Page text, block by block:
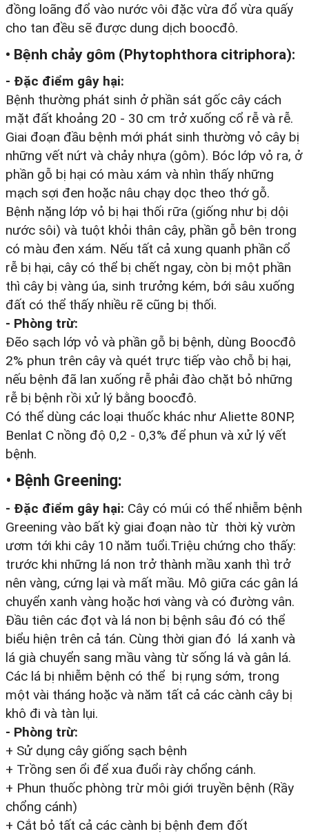
đồng loãng đổ vào nước vôi đặc vừa đổ vừa quấy
cho tan đều sẽ được dung dịch boocđô.
• Bệnh chảy gôm (Phytophthora citriphora):
- Đặc điểm gây hại:
Bệnh thường phát sinh ở phần sát gốc cây cách
mặt đất khoảng 20 - 30 cm trở xuống cổ rễ và rễ.
Giai đoạn đầu bệnh mới phát sinh thường vỏ cây bị
những vết nứt và chảy nhựa (gôm). Bóc lớp vỏ ra, ở
phần gỗ bị hại có màu xám và nhìn thấy những
mạch sợi đen hoặc nâu chạy dọc theo thớ gỗ.
Bệnh nặng lớp vỏ bị hại thối rữa (giống như bị dội
nước sôi) và tuột khỏi thân cây, phần gỗ bên trong
có màu đen xám. Nếu tất cả xung quanh phần cổ
rễ bị hại, cây có thể bị chết ngay, còn bị một phần
thì cây bị vàng úa, sinh trưởng kém, bới sâu xuống
đất có thể thấy nhiều rẽ cũng bị thối.
- Phòng trừ:
Đẽo sạch lớp vỏ và phần gỗ bị bệnh, dùng Boocđô
2% phun trên cây và quét trực tiếp vào chỗ bị hại,
nếu bệnh đã lan xuống rễ phải đào chặt bỏ những
rễ bị bệnh rồi xử lý bằng boocđô.
Có thể dùng các loại thuốc khác như Aliette 80NP,
Benlat C nồng độ 0,2 - 0,3% để phun và xử lý vết
bệnh.
• Bệnh Greening:
- Đặc điểm gây hại: Cây có múi có thể nhiễm bệnh
Greening vào bất kỳ giai đoạn nào từ thời kỳ vườn
ươm tới khi cây 10 năm tuổi.Triệu chứng cho thấy:
trước khi những lá non trở thành mầu xanh thì trở
nên vàng, cứng lại và mất mầu. Mô giữa các gân lá
chuyển xanh vàng hoặc hơi vàng và có đường vân.
Đầu tiên các đọt và lá non bị bệnh sâu đó có thể
biểu hiện trên cả tán. Cùng thời gian đó lá xanh và
lá già chuyển sang mầu vàng từ sống lá và gân lá.
Các lá bị nhiễm bệnh có thể bị rụng sớm, trong
một vài tháng hoặc và năm tất cả các cành cây bị
khô đi và tàn lụi.
- Phòng trừ:
+ Sử dụng cây giống sạch bệnh
+ Trồng sen ổi để xua đuổi rày chổng cánh.
+ Phun thuốc phòng trừ môi giới truyền bệnh (Rầy
chổng cánh)
+ Cắt bỏ tất cả các cành bị bệnh đem đốt